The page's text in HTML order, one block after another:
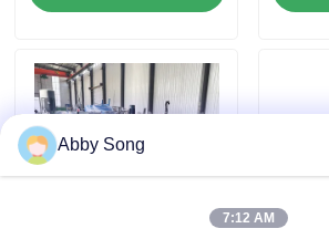
Nieuws
Gevallen
het broodje die van het
Dubbel Laagbroodje die Machine
Abby Song
7:12 AM